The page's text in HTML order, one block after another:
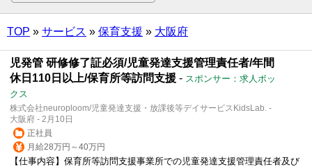
TOP » サービス » 保育支援 » 大阪府
児発管 研修修了証必須/児童発達支援管理責任者/年間
休日110日以上/保育所等訪問支援 - スポンサー：求人ボッ
クス
株式会社neuroploom/児童発達支援・放課後等デイサービスKidsLab. -
大阪府 - 2月10日
正社員
月給28万円～40万円
【仕事内容】保育所等訪問支援事業所での児童発達支援管理責任者及び